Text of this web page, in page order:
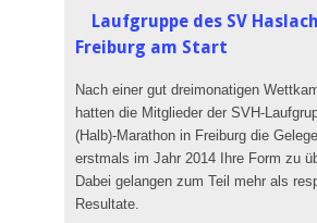
Laufgruppe des SV
Freiburg am Start
Nach einer gut dreimonatigen
hatten die Mitglieder der SVH-
(Halb)-Marathon in Freiburg die
erstmals im Jahr 2014 Ihre Form zu
Dabei gelangen zum Teil mehr als
Resultate.